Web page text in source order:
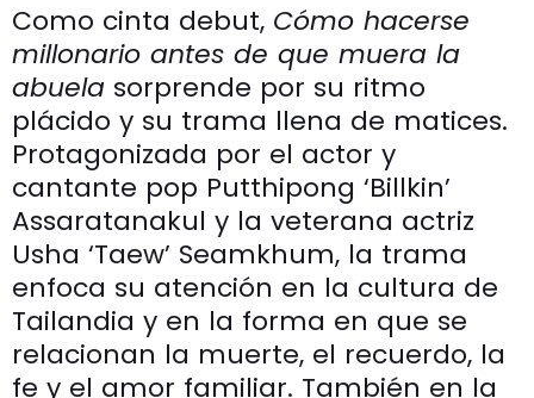
Como cinta debut, Cómo hacerse
millonario antes de que muera la
abuela sorprende por su ritmo
plácido y su trama llena de matices.
Protagonizada por el actor y
cantante pop Putthipong ‘Billkin’
Assaratanakul y la veterana actriz
Usha ‘Taew’ Seamkhum, la trama
enfoca su atención en la cultura de
Tailandia y en la forma en que se
relacionan la muerte, el recuerdo, la
fe y el amor familiar. También en la